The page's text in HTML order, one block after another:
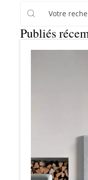
Publiés